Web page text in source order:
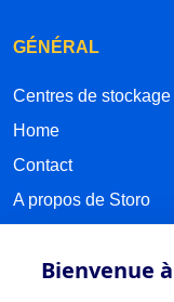
Bienvenue
GÉNÉRAL
Centres de stockage
Home
Contact
A propos de Storo
Sitemap